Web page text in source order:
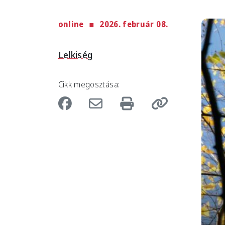
online 2026. február 08.
Lelkiség
Cikk megosztása: